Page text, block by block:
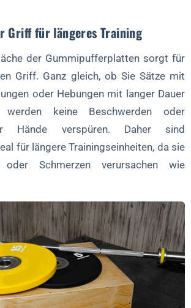
Griff für längeres Training
der Gummipufferplatten sorgt für
Griff. Ganz gleich, ob Sie Sätze mit
oder Hebungen mit langer Dauer
werden keine Beschwerden oder
Hände verspüren. Daher sind
für längere Trainingseinheiten, da sie
oder Schmerzen verursachen wie